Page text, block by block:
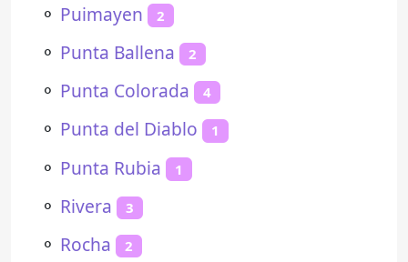
⚬ Puimayen 2
⚬ Punta Ballena 2
⚬ Punta Colorada 4
⚬ Punta del Diablo 1
⚬ Punta Rubia 1
⚬ Rivera 3
⚬ Rocha 2